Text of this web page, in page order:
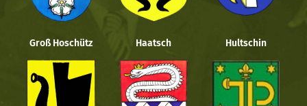
Groß Hoschütz Haatsch Hultschin